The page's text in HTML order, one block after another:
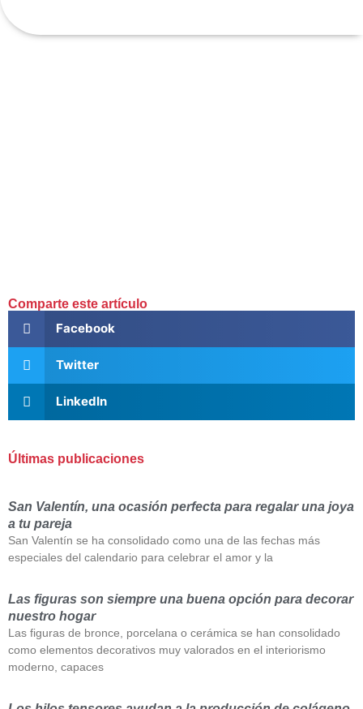
Comparte este artículo
Facebook
Twitter
LinkedIn
Últimas publicaciones
San Valentín, una ocasión perfecta para regalar una joya
a tu pareja
San Valentín se ha consolidado como una de las fechas más
especiales del calendario para celebrar el amor y la
Las figuras son siempre una buena opción para decorar
nuestro hogar
Las figuras de bronce, porcelana o cerámica se han consolidado
como elementos decorativos muy valorados en el interiorismo
moderno, capaces